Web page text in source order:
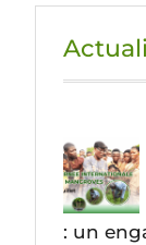
: un